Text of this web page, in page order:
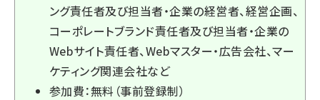
ング責任者及び担当者・企業の経営者、経営企画、
コーポレートブランド責任者及び担当者・企業の
Webサイト責任者、Webマスター・広告会社、マー
ケティング関連会社など
参加費：無料（事前登録制）